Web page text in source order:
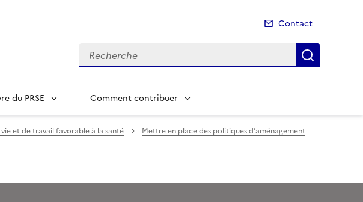
Contact
Recherche
du PRSE Comment contribuer
vie et de travail favorable à la santé
Mettre en place des politiques d’aménagement